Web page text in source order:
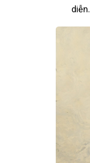
diễn.